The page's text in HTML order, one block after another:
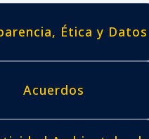
Ética y Datos
Acuerdos